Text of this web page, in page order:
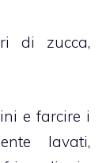
di zucca,
e farcire i
lavati,